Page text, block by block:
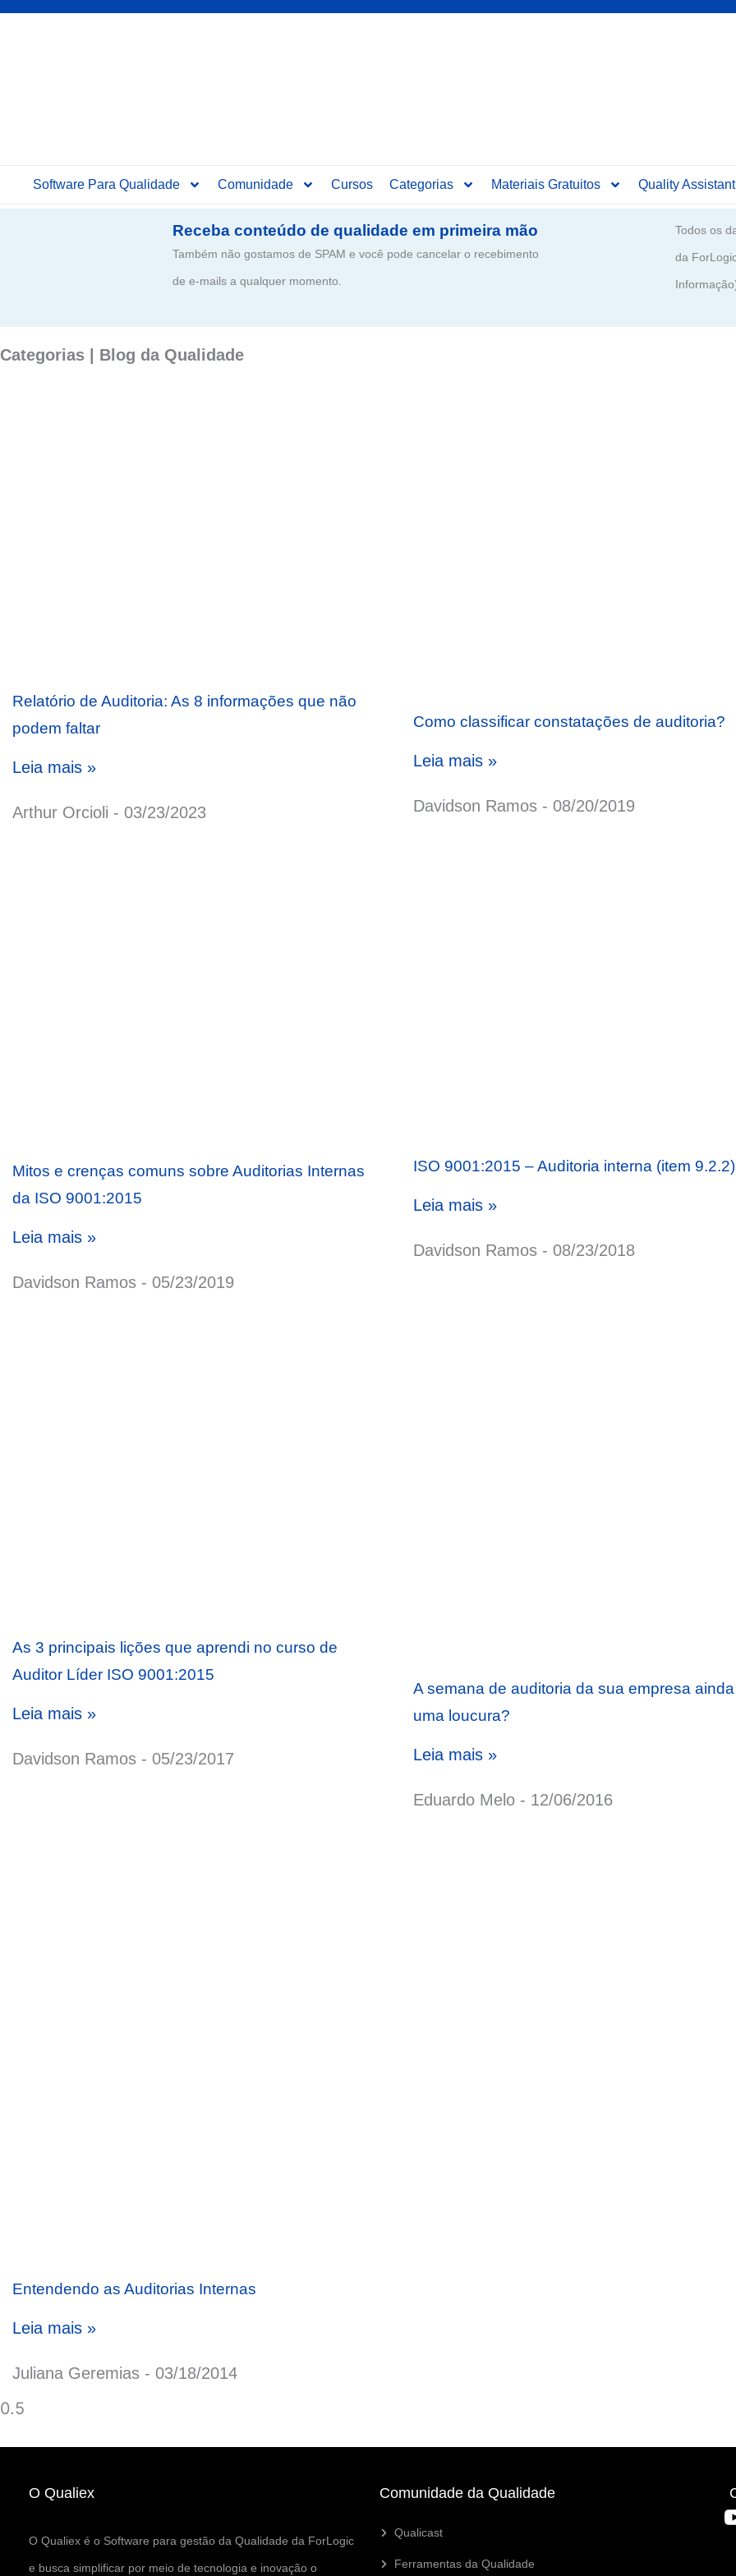
Software Para Qualidade Comunidade Cursos Categorias Materiais Gratuitos Quality
Receba conteúdo de qualidade em primeira mão
Também não gostamos de SPAM e você pode cancelar o recebimento
de e-mails a qualquer momento.
Todos os
da
Categorias | Blog da Qualidade
Relatório de Auditoria: As 8 informações que não
podem faltar
Leia mais »
Arthur Orcioli 03/23/2023
Como classificar constatações de auditoria?
Leia mais »
Davidson Ramos 08/20/2019
Mitos e crenças comuns sobre Auditorias Internas
da ISO 9001:2015
Leia mais »
Davidson Ramos 05/23/2019
ISO 9001:2015 – Auditoria interna (item 9.2.2)
Leia mais »
Davidson Ramos 08/23/2018
As 3 principais lições que aprendi no curso de
Auditor Líder ISO 9001:2015
Leia mais »
Davidson Ramos 05/23/2017
A semana de auditoria da sua empresa
uma loucura?
Leia mais »
Eduardo Melo 12/06/2016
Entendendo as Auditorias Internas
Leia mais »
Juliana Geremias 03/18/2014
O Qualiex
O Qualiex é o Software para gestão da Qualidade da ForLogic
e busca simplificar por meio de tecnologia e inovação o
Comunidade da Qualidade
Qualicast
Ferramentas da Qualidade